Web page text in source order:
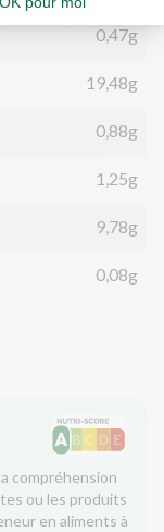
0,47g
19,48g
0,88g
1,25g
9,78g
0,08g
compréhension
ou les produits
en aliments à